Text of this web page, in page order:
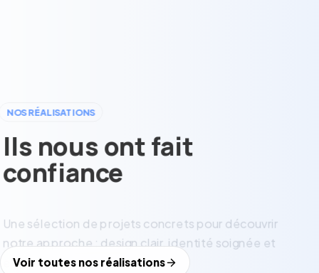
NOS RÉALISATIONS
Ils nous ont fait
confiance
Une sélection de projets concrets pour découvrir
notre approche : design clair, identité soignée et
expérience responsive.
Voir toutes nos réalisations